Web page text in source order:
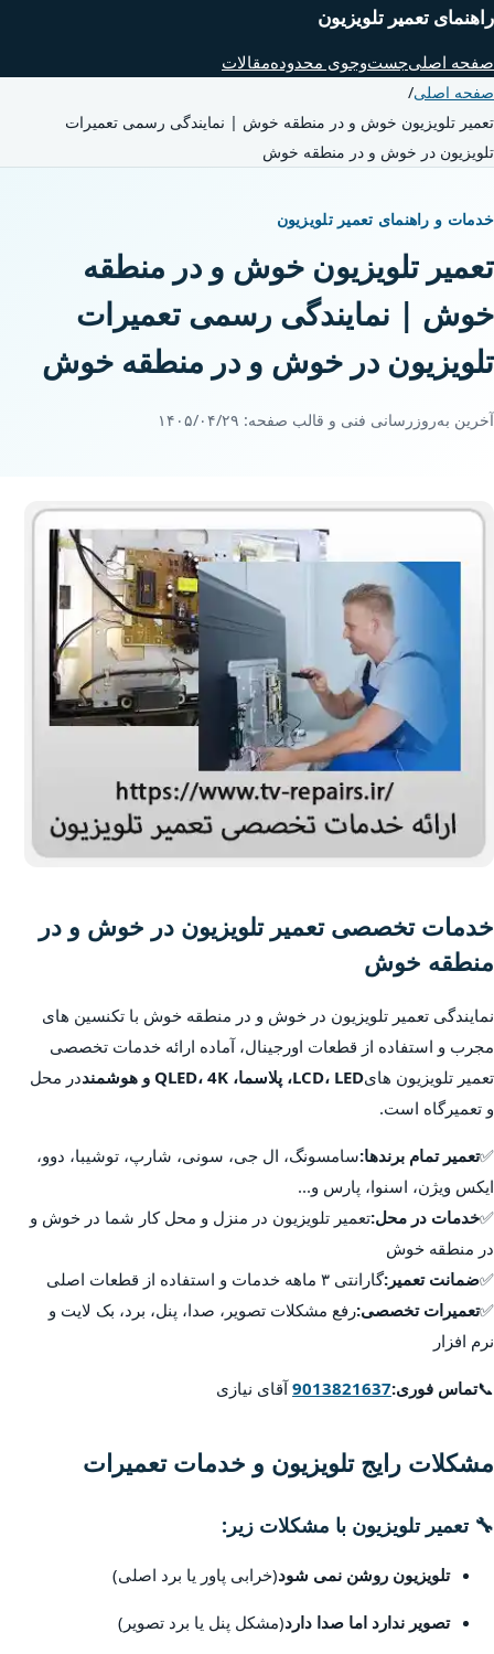
راهنمای تعمیر تلویزیون
صفحه اصلیجست‌وجوی محدودهمقالات
صفحه اصلی/
تعمیر تلویزیون خوش و در منطقه خوش | نمایندگی رسمی تعمیرات
تلویزیون در خوش و در منطقه خوش
خدمات و راهنمای تعمیر تلویزیون
تعمیر تلویزیون خوش و در منطقه
خوش | نمایندگی رسمی تعمیرات
تلویزیون در خوش و در منطقه خوش
آخرین به‌روزرسانی فنی و قالب صفحه: ۱۴۰۵/۰۴/۲۹
خدمات تخصصی تعمیر تلویزیون در خوش و در
منطقه خوش
نمایندگی تعمیر تلویزیون در خوش و در منطقه خوش با تکنسین های
مجرب و استفاده از قطعات اورجینال، آماده ارائه خدمات تخصصی
تعمیر تلویزیون هایLCD، LED، پلاسما، QLED، 4K و هوشمند
در محل
و تعمیرگاه است.
✅تعمیر تمام برندها:سامسونگ، ال جی، سونی، شارپ، توشیبا، دوو،
ایکس ویژن، اسنوا، پارس و...
✅خدمات در محل:تعمیر تلویزیون در منزل و محل کار شما در خوش و
در منطقه خوش
✅ضمانت تعمیر:گارانتی ۳ ماهه خدمات و استفاده از قطعات اصلی
✅تعمیرات تخصصی:رفع مشکلات تصویر، صدا، پنل، برد، بک لایت و
نرم افزار
📞تماس فوری:9013821637آقای نیازی
مشکلات رایج تلویزیون و خدمات تعمیرات
🔧 تعمیر تلویزیون با مشکلات زیر:
تلویزیون روشن نمی شود(خرابی پاور یا برد اصلی)
تصویر ندارد اما صدا دارد(مشکل پنل یا برد تصویر)